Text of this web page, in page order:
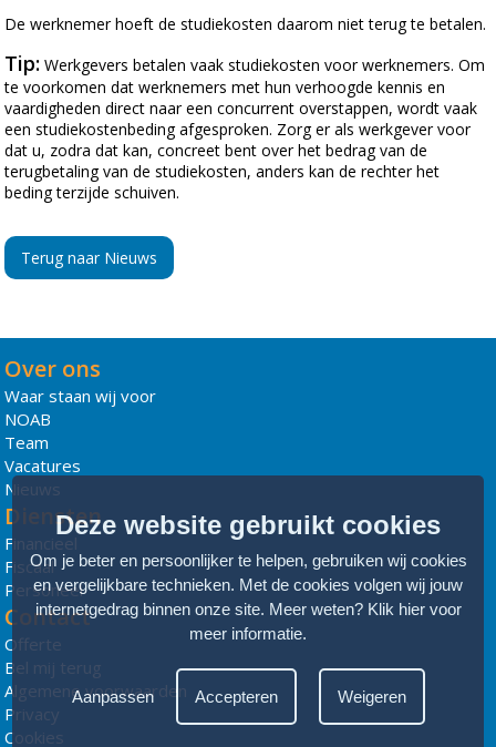
De werknemer hoeft de studiekosten daarom niet terug te betalen.
Tip: Werkgevers betalen vaak studiekosten voor werknemers. Om
te voorkomen dat werknemers met hun verhoogde kennis en
vaardigheden direct naar een concurrent overstappen, wordt vaak
een studiekostenbeding afgesproken. Zorg er als werkgever voor
dat u, zodra dat kan, concreet bent over het bedrag van de
terugbetaling van de studiekosten, anders kan de rechter het
beding terzijde schuiven.
Terug naar Nieuws
Over ons
Waar staan wij voor
NOAB
Team
Vacatures
Nieuws
Diensten
Financieel
Fiscaal
Personeel
Contact
Offerte
Bel mij terug
Algemene voorwaarden
Privacy
Cookies
Deze website gebruikt cookies
Om je beter en persoonlijker te helpen, gebruiken wij cookies
en vergelijkbare technieken. Met de cookies volgen wij jouw
internetgedrag binnen onze site. Meer weten? Klik hier voor
meer informatie.
Aanpassen Accepteren Weigeren